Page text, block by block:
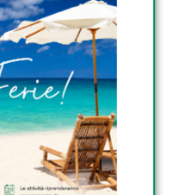
detto: “Non
in cui
il serbatoio, ma
con cui la
vuole usarlo”.
generale è
percento – 1